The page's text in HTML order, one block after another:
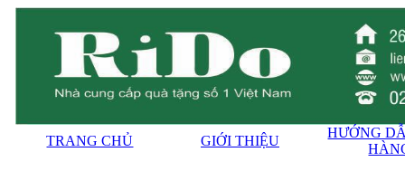
TRANG CHỦ GIỚI THIỆU
HƯỚNG